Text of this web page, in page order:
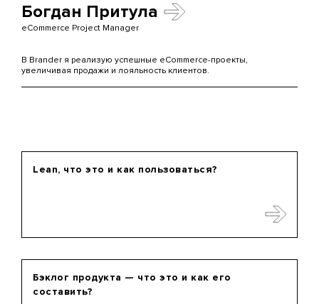
Богдан Притула
eCommerce Project Manager
В Brander я реализую успешные eCommerce-проекты,
увеличивая продажи и лояльность клиентов.
Бэклог продукта — что это и как его
составить?
Lean, что это и как пользоваться?